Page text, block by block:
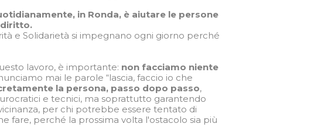
in Ronda, è aiutare le persone
diritto.
e Solidarietà si impegnano ogni giorno perché
lavoro, è importante: non facciamo niente
mai le parole “lascia, faccio io che
la persona, passo dopo passo,
e tecnici, ma soprattutto garantendo
per chi potrebbe essere tentato di
fare, perché la prossima volta l'ostacolo sia più